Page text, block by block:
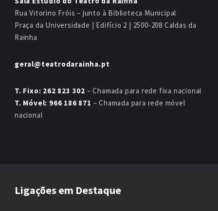
Rua Vitorino Fróis – junto à Biblioteca Municipal
Praça da Universidade | Edifício 2 | 2500-208 Caldas da
Rainha
geral@teatrodarainha.pt
T. Fixo: 262 823 302 – Chamada para rede fixa nacional
T. Móvel: 966 186 871 – Chamada para rede móvel
nacional
Ligações em Destaque